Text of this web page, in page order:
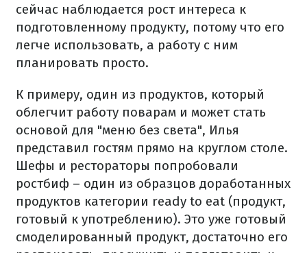
сейчас наблюдается рост интереса к
подготовленному продукту, потому что его
легче использовать, а работу с ним
планировать просто.
К примеру, один из продуктов, который
облегчит работу поварам и может стать
основой для "меню без света", Илья
представил гостям прямо на круглом столе.
Шефы и рестораторы попробовали
ростбиф – один из образцов доработанных
продуктов категории ready to eat (продукт,
готовый к употреблению). Это уже готовый
смоделированный продукт, достаточно его